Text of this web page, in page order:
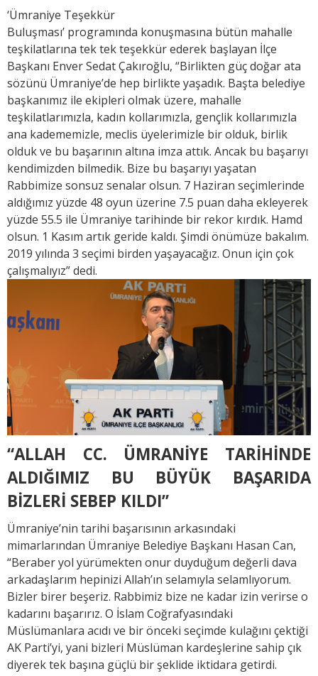
‘Ümraniye Teşekkür
Buluşması’ programında konuşmasına bütün mahalle
teşkilatlarına tek tek teşekkür ederek başlayan İlçe
Başkanı Enver Sedat Çakıroğlu, “Birlikten güç doğar ata
sözünü Ümraniye’de hep birlikte yaşadık. Başta belediye
başkanımız ile ekipleri olmak üzere, mahalle
teşkilatlarımızla, kadın kollarımızla, gençlik kollarımızla
ana kadememizle, meclis üyelerimizle bir olduk, birlik
olduk ve bu başarının altına imza attık. Ancak bu başarıyı
kendimizden bilmedik. Bize bu başarıyı yaşatan
Rabbimize sonsuz senalar olsun. 7 Haziran seçimlerinde
aldığımız yüzde 48 oyun üzerine 7.5 puan daha ekleyerek
yüzde 55.5 ile Ümraniye tarihinde bir rekor kırdık. Hamd
olsun. 1 Kasım artık geride kaldı. Şimdi önümüze bakalım.
2019 yılında 3 seçimi birden yaşayacağız. Onun için çok
çalışmalıyız” dedi.
“ALLAH CC. ÜMRANİYE TARİHİNDE
ALDIĞIMIZ BU BÜYÜK BAŞARIDA
BİZLERİ SEBEP KILDI”
Ümraniye’nin tarihi başarısının arkasındaki
mimarlarından Ümraniye Belediye Başkanı Hasan Can,
“Beraber yol yürümekten onur duyduğum değerli dava
arkadaşlarım hepinizi Allah’ın selamıyla selamlıyorum.
Bizler birer beşeriz. Rabbimiz bize ne kadar izin verirse o
kadarını başarırız. O İslam Coğrafyasındaki
Müslümanlara acıdı ve bir önceki seçimde kulağını çektiği
AK Parti’yi, yani bizleri Müslüman kardeşlerine sahip çık
diyerek tek başına güçlü bir şeklide iktidara getirdi.